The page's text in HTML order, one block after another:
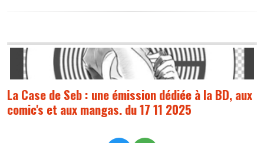
La Case de Seb : une émission dédiée à la BD, aux
comic's et aux mangas. du 17 11 2025